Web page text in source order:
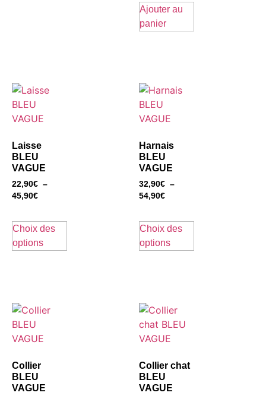
Ajouter au
panier
Laisse
BLEU
VAGUE
22,90€ –
45,90€
Choix des
options
Harnais
BLEU
VAGUE
32,90€ –
54,90€
Choix des
options
Collier
BLEU
VAGUE
Collier chat
BLEU
VAGUE